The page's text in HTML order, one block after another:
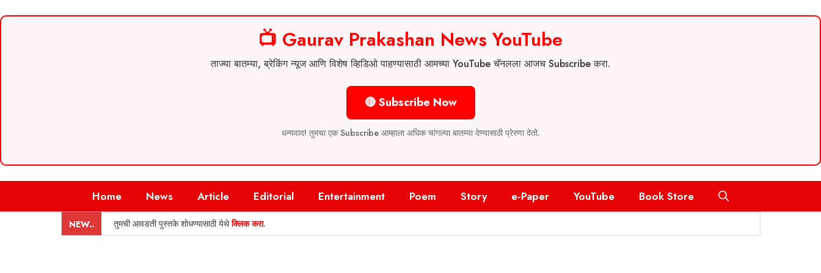
📺 Gaurav Prakashan News YouTube
ताज्या बातम्या, ब्रेकिंग न्यूज आणि विशेष व्हिडिओ पाहण्यासाठी आमच्या YouTube चॅनलला आजच Subscribe करा.
🔴 Subscribe Now
धन्यवाद! तुमचा एक Subscribe आम्हाला अधिक चांगल्या बातम्या देण्यासाठी प्रेरणा देतो.
Home News Article Editorial Entertainment Poem Story e-Paper YouTube Book Store
NEW.. तुमची आवडती पुस्तके शोधण्यासाठी येथेक्लिक करा.